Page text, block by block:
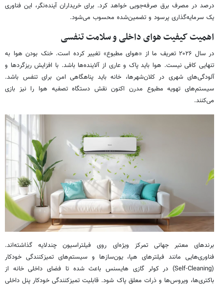
درصد در مصرف برق صرفه‌جویی خواهد کرد. برای خریداران آینده‌نگر، این فناوری
یک سرمایه‌گذاری پرسود و تضمین‌شده محسوب می‌شود.
اهمیت کیفیت هوای داخلی و سلامت تنفسی
در سال ۲۰۲۶ تعریف ما از «هوای مطبوع» تغییر کرده است. خنک بودن هوا به
تنهایی کافی نیست. هوا باید پاک و عاری از آلاینده‌ها باشد. با افزایش ریزگردها و
آلودگی‌های شهری در کلان‌شهرها، خانه باید پناهگاهی امن برای تنفس باشد.
سیستم‌های تهویه مطبوع مدرن اکنون نقش دستگاه تصفیه هوا را نیز بازی
می‌کنند.
برندهای معتبر جهانی تمرکز ویژه‌ای روی فیلتراسیون چندلایه گذاشته‌اند.
فناوری‌هایی مانند فیلترهای هپا، یون‌سازها و سیستم‌های تمیزکنندگی خودکار
(Self-Cleaning) در کولر گازی هایسنس باعث شده تا فضای داخلی خانه از
باکتری‌ها، ویروس‌ها و ذرات معلق پاک شود. قابلیت تمیزکنندگی خودکار پنل داخلی